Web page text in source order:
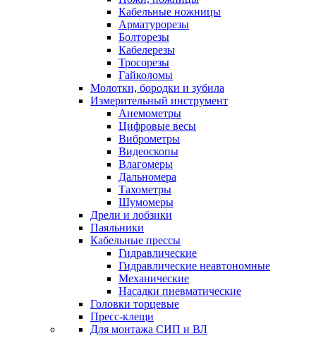
Кабельные ножницы
Арматурорезы
Болторезы
Кабелерезы
Тросорезы
Гайколомы
Молотки, бородки и зубила
Измерительный инструмент
Анемометры
Цифровые весы
Виброметры
Видеоскопы
Влагомеры
Дальномера
Тахометры
Шумомеры
Дрели и лобзики
Паяльники
Кабельные прессы
Гидравлические
Гидравлические неавтономные
Механические
Насадки пневматические
Головки торцевые
Пресс-клещи
Для монтажа СИП и ВЛ